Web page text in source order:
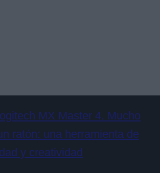
MX Master 4. Mucho
ratón: una herramienta de
y creatividad